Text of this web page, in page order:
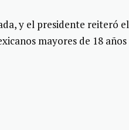
y el presidente reiteró el
mayores de 18 años